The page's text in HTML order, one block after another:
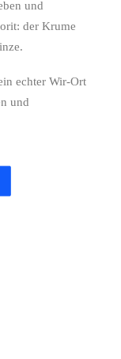
und
der Krume
echter Wir-Ort
und